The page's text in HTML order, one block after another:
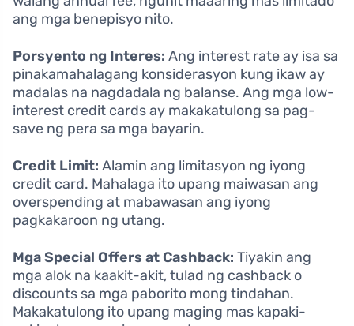
ang mga benepisyo nito.
Porsyento ng Interes: Ang interest rate ay isa sa
pinakamahalagang konsiderasyon kung ikaw ay
madalas na nagdadala ng balanse. Ang mga low-
interest credit cards ay makakatulong sa pag-
save ng pera sa mga bayarin.
Credit Limit: Alamin ang limitasyon ng iyong
credit card. Mahalaga ito upang maiwasan ang
overspending at mabawasan ang iyong
pagkakaroon ng utang.
Mga Special Offers at Cashback: Tiyakin ang
mga alok na kaakit-akit, tulad ng cashback o
discounts sa mga paborito mong tindahan.
Makakatulong ito upang maging mas kapaki-